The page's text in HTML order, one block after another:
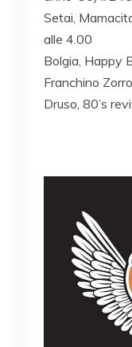
Setai,
alle 4.00
Bolgia, Happy
Franchino
Druso, 80’s